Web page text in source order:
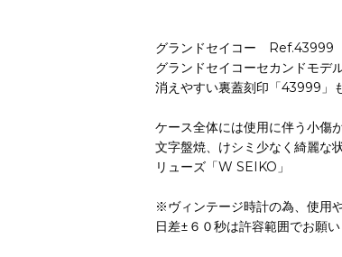
グランドセイコー
グランドセイコーセカンドモ
消えやすい裏蓋刻印「43999」
ケース全体には使用に伴う小傷
文字盤焼、けシミ少なく綺麗な状
リューズ「W SEIKO」
※ヴィンテージ時計の為、使用
日差±６０秒は許容範囲でお願い